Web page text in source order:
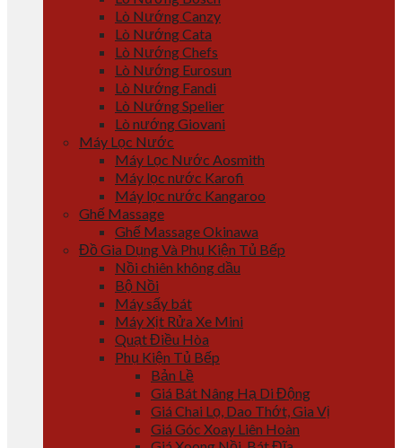
Lò Nướng Canzy
Lò Nướng Cata
Lò Nướng Chefs
Lò Nướng Eurosun
Lò Nướng Fandi
Lò Nướng Spelier
Lò nướng Giovani
Máy Lọc Nước
Máy Lọc Nước Aosmith
Máy lọc nước Karofi
Máy lọc nước Kangaroo
Ghế Massage
Ghế Massage Okinawa
Đồ Gia Dụng Và Phụ Kiện Tủ Bếp
Nồi chiên không dầu
Bộ Nồi
Máy sấy bát
Máy Xịt Rửa Xe Mini
Quạt Điều Hòa
Phụ Kiện Tủ Bếp
Bản Lề
Giá Bát Nâng Hạ Di Động
Giá Chai Lọ, Dao Thớt, Gia Vị
Giá Góc Xoay Liên Hoàn